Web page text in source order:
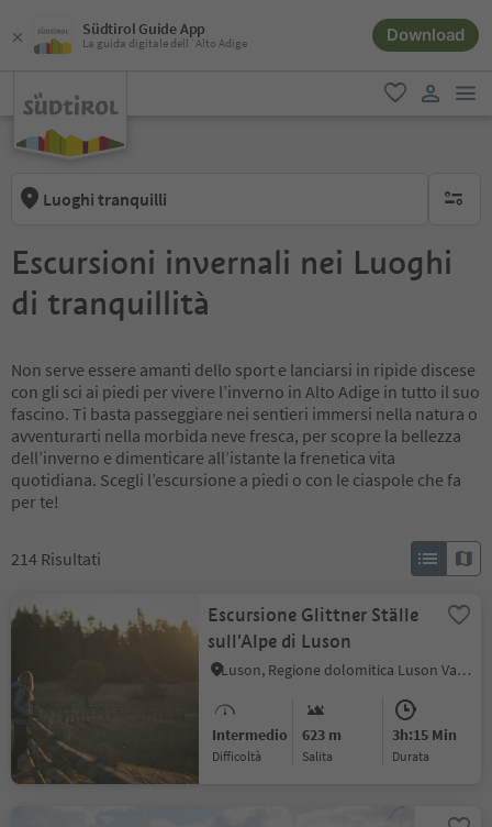
Südtirol Guide App
La guida digitale dell´Alto Adige Download
favoriti
Luoghi tranquilli
Escursioni invernali nei Luoghi
di tranquillità
Non serve essere amanti dello sport e lanciarsi in ripide discese
con gli sci ai piedi per vivere l’inverno in Alto Adige in tutto il suo
fascino. Ti basta passeggiare nei sentieri immersi nella natura o
avventurarti nella morbida neve fresca, per scopre la bellezza
dell’inverno e dimenticare all’istante la frenetica vita
quotidiana. Scegli l’escursione a piedi o con le ciaspole che fa
per te!
214 Risultati
Escursione Glittner Ställe
sull'Alpe di Luson
Luson, Regione dolomitica Luson Val di Funes
Intermedio
Difficoltà
623 m
Salita
3h:15 Min
durata